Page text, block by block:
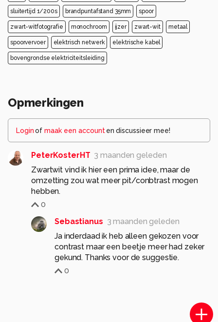
sluitertijd 1/200s brandpuntafstand 35mm spoor
zwart-witfotografie monochroom ijzer zwart-wit metaal
spoorvervoer elektrisch netwerk elektrische kabel
bovengrondse elektriciteitsleiding
Opmerkingen
Loginof maak een account en discussieer mee!
PeterKosterHT 3 maanden geleden
Zwartwit vind ik hier een prima idee, maar de
omzetting zou wat meer pit/conbtrast mogen
hebben.
0
Sebastianus 3 maanden geleden
Ja inderdaad ik heb alleen gekozen voor
contrast maar een beetje meer had zeker
gekund. Thanks voor de suggestie.
0